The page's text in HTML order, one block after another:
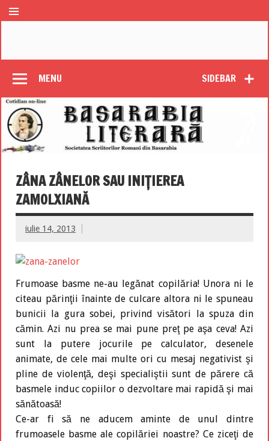
SIDEBAR
MENU
ZÂNA ZÂNELOR SAU INIŢIEREA
ZAMOLXIANĂ
iulie 14, 2013
Frumoase basme ne-au legănat copilăria! Unora ni le
citeau părinţii înainte de culcare altora ni le spuneau
bunicii la gura sobei, privind visători la spuza din
cămin. Azi nu prea se mai pune preţ pe aşa ceva! Azi
sunt la putere jocurile pe calculator, desenele
animate, de cele mai multe ori cu mesaj negativist şi
pline de violenţă, deşi specialiştii sunt de părere că
basmele induc copiilor o dezvoltare mai rapidă şi mai
sănătoasă!
Ce-ar fi să ne aducem aminte de unul dintre
frumoasele basme ale copilăriei noastre? Ce ziceţi de